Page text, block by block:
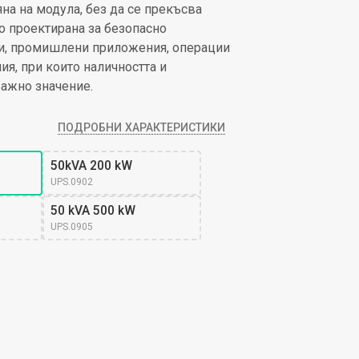
на модула, без да се прекъсва
проектирана за безопасно
промишлени приложения, операции
при които наличността и
значение.
ПОДРОБНИ ХАРАКТЕРИСТИКИ
50kVA 200 kW
UPS.0902
50 kVA 500 kW
UPS.0905